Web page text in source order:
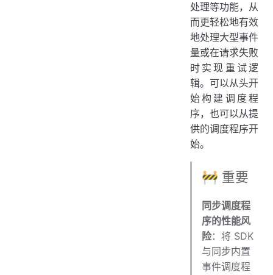
处理等功能，从
而更轻松地有效
地处理大型事件
量或在请求失败
时实现重试逻
辑。可以从头开
始构建调度程
序，也可以从提
供的调度程序开
始。
🚧 重要
同步调度程
序的性能风
险：将 SDK
与同步内置
事件调度程